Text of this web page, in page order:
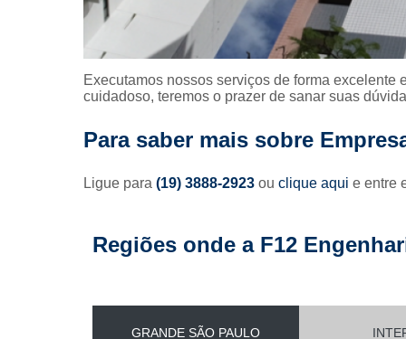
Executamos nossos serviços de forma
cuidadoso, teremos o prazer de sanar suas
Para saber mais sobre
Ligue para (19) 3888-2923 ou clique aqui e entre
Regiões onde a F12
GRANDE SÃO PAULO